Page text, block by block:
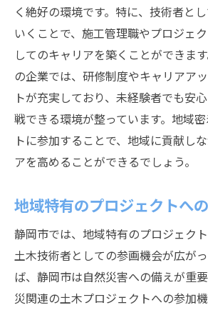
く絶好の環境です。特に、技術者と
いくことで、施工管理職やプロジェ
してのキャリアを築くことができま
の企業では、研修制度やキャリアア
トが充実しており、未経験者でも安
戦できる環境が整っています。地域
トに参加することで、地域に貢献し
アを高めることができるでしょう。
地域特有のプロジェクトへ
静岡市では、地域特有のプロジェク
土木技術者としての参画機会が広が
ば、静岡市は自然災害への備えが重
災関連の土木プロジェクトへの参加